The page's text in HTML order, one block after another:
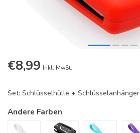
€8,99 Inkl. MwSt.
Set: Schlüsselhülle + Schlüsselanhänger
Andere Farben